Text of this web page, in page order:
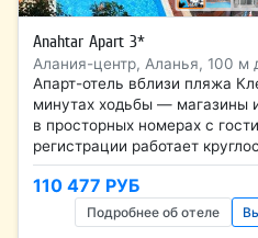
Anahtar Apart 3*
Алания-центр, Аланья, 100 м
Апарт-отель вблизи пляжа
минутах ходьбы — магазины
в просторных номерах с
регистрации работает
110 477 РУБ
Подробнее об отеле